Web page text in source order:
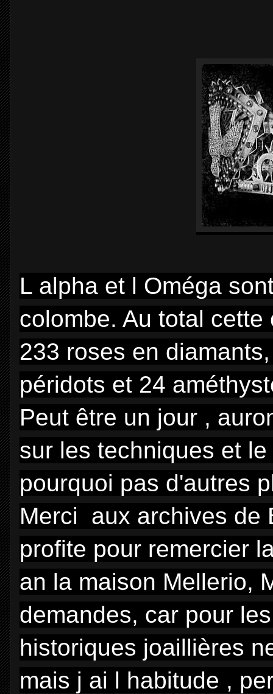
L alpha et l Oméga
colombe. Au total
233 roses en
péridots et 24
Peut être un jour ,
sur les techniques et
pourquoi pas d'autres
Merci aux archives de
profite pour remercier
an la maison Mellerio,
demandes, car pour
historiques joaillières
mais j ai l habitude ,